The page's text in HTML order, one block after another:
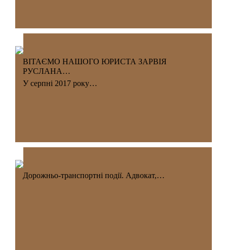
ВІТАЄМО НАШОГО ЮРИСТА ЗАРВІЯ
РУСЛАНА…
У серпні 2017 року…
Дорожньо-транспортні події. Адвокат,…